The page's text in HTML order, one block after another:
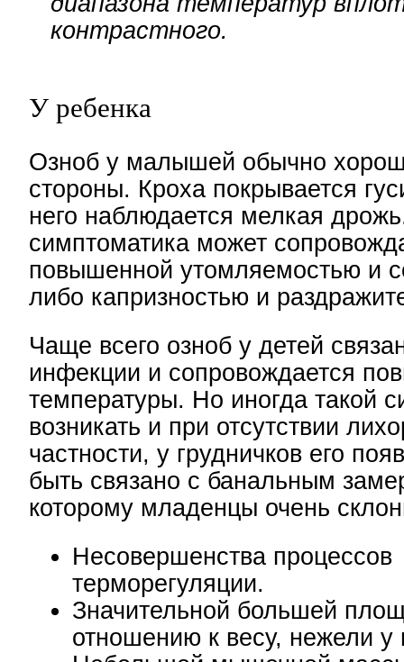
контрастного.
У ребенка
Озноб у малышей обычно
стороны. Кроха покрывается
него наблюдается мелкая
симптоматика может
повышенной утомляемостью и
либо капризностью и
Чаще всего озноб у детей
инфекции и сопровождается
температуры. Но иногда такой
возникать и при отсутствии
частности, у грудничков его
быть связано с банальным
которому младенцы очень
Несовершенства процессов
терморегуляции.
Значительной большей
отношению к весу, нежели у